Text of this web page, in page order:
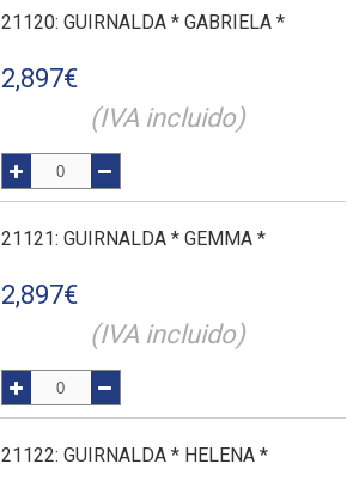
21120: GUIRNALDA * GABRIELA *
2,897€
(IVA incluido)
21121: GUIRNALDA * GEMMA *
2,897€
(IVA incluido)
21122: GUIRNALDA * HELENA *